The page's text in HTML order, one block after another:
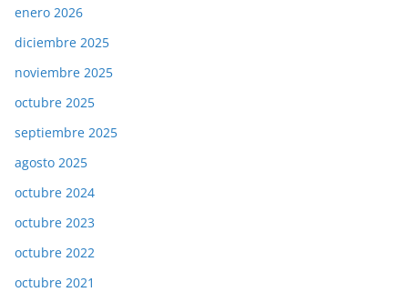
enero 2026
diciembre 2025
noviembre 2025
octubre 2025
septiembre 2025
agosto 2025
octubre 2024
octubre 2023
octubre 2022
octubre 2021